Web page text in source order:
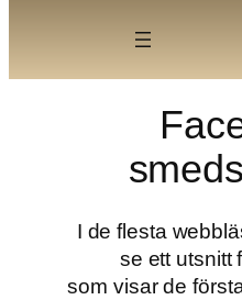
content
I de flesta
se ett utsnitt
som visar de